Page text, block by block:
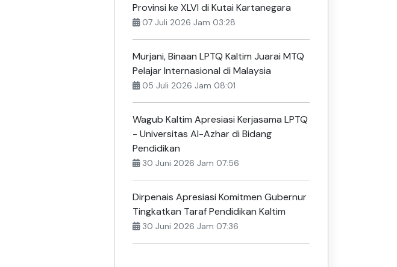
Provinsi ke XLVI di Kutai Kartanegara
07 Juli 2026 Jam 03:28
Murjani, Binaan LPTQ Kaltim Juarai MTQ
Pelajar Internasional di Malaysia
05 Juli 2026 Jam 08:01
Wagub Kaltim Apresiasi Kerjasama LPTQ
- Universitas Al-Azhar di Bidang
Pendidikan
30 Juni 2026 Jam 07:56
Dirpenais Apresiasi Komitmen Gubernur
Tingkatkan Taraf Pendidikan Kaltim
30 Juni 2026 Jam 07:36